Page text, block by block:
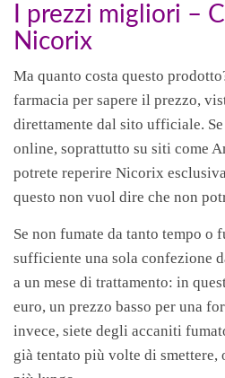
I prezzi migliori –
Nicorix
Ma quanto costa questo
farmacia per sapere il prezzo,
direttamente dal sito ufficiale.
online, soprattutto su siti come
potrete reperire Nicorix
questo non vuol dire che non
Se non fumate da tanto tempo o
sufficiente una sola confezione
a un mese di trattamento: in
euro, un prezzo basso per una
invece, siete degli accaniti
già tentato più volte di smettere,